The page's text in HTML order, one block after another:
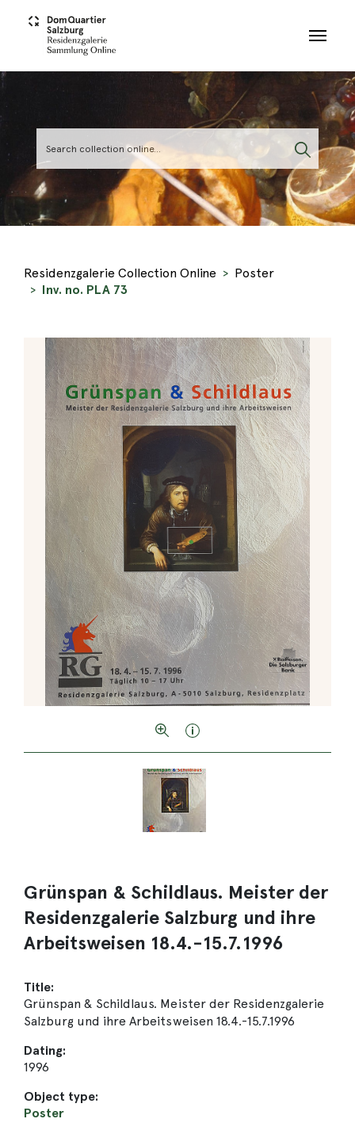
Residenzgalerie Collection Online
Poster
Inv. no. PLA 73
Grünspan & Schildlaus. Meister der
Residenzgalerie Salzburg und ihre
Arbeitsweisen 18.4.-15.7.1996
Title:
Grünspan & Schildlaus. Meister der Residenzgalerie
Salzburg und ihre Arbeitsweisen 18.4.-15.7.1996
Dating:
1996
Object type:
Poster